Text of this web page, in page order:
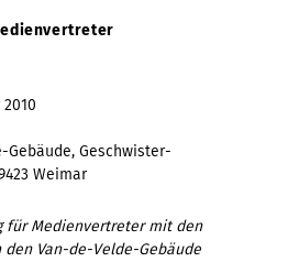
Gebäude, Geschwister-
Weimar
für Medienvertreter mit den
Van-de-Velde-Gebäude